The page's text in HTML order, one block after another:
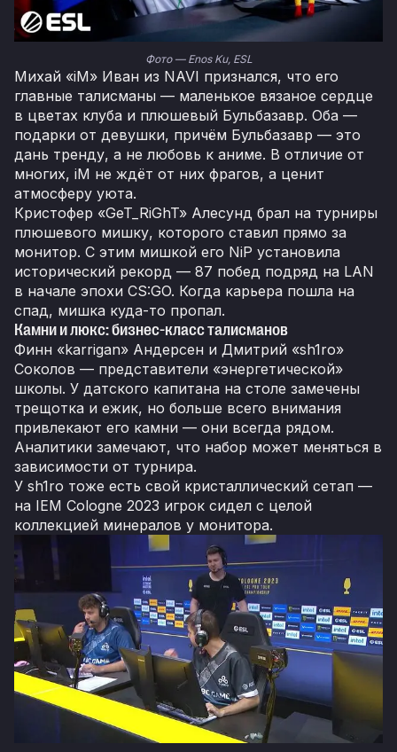
Фото — Enos Ku, ESL
Михай «iM» Иван из NAVI признался, что его
главные талисманы — маленькое вязаное сердце
в цветах клуба и плюшевый Бульбазавр. Оба —
подарки от девушки, причём Бульбазавр — это
дань тренду, а не любовь к аниме. В отличие от
многих, iM не ждёт от них фрагов, а ценит
атмосферу уюта.
Кристофер «GeT_RiGhT» Алесунд брал на турниры
плюшевого мишку, которого ставил прямо за
монитор. С этим мишкой его NiP установила
исторический рекорд — 87 побед подряд на LAN
в начале эпохи CS:GO. Когда карьера пошла на
спад, мишка куда-то пропал.
Камни и люкс: бизнес-класс талисманов
Финн «karrigan» Андерсен и Дмитрий «sh1ro»
Соколов — представители «энергетической»
школы. У датского капитана на столе замечены
трещотка и ежик, но больше всего внимания
привлекают его камни — они всегда рядом.
Аналитики замечают, что набор может меняться в
зависимости от турнира.
У sh1ro тоже есть свой кристаллический сетап —
на IEM Cologne 2023 игрок сидел с целой
коллекцией минералов у монитора.